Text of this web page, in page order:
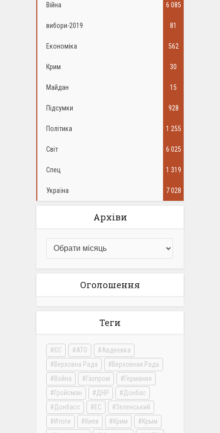
Війна 6 085
вибори-2019 81
Економіка 562
Крим 30
Майдан 15
Підсумки 928
Політика 1 255
Світ 6 025
Спец 1 319
Україна 7 028
Архіви
Оголошення
Теги
ЄС АТО
Авдеевка
Верховна Рада
Верховная Рада
Война
Газпром
Германия
Гройсман
ДНР
Донбас
Донбасс
ЕС
Зеленський
Итоги
Киев Крим
Крым